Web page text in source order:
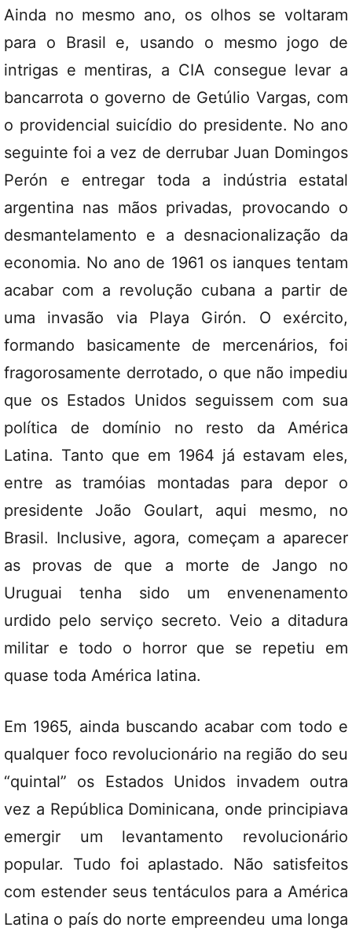
Ainda no mesmo ano, os olhos se voltaram
para o Brasil e, usando o mesmo jogo de
intrigas e mentiras, a CIA consegue levar a
bancarrota o governo de Getúlio Vargas, com
o providencial suicídio do presidente. No ano
seguinte foi a vez de derrubar Juan Domingos
Perón e entregar toda a indústria estatal
argentina nas mãos privadas, provocando o
desmantelamento e a desnacionalização da
economia. No ano de 1961 os ianques tentam
acabar com a revolução cubana a partir de
uma invasão via Playa Girón. O exército,
formando basicamente de mercenários, foi
fragorosamente derrotado, o que não impediu
que os Estados Unidos seguissem com sua
política de domínio no resto da América
Latina. Tanto que em 1964 já estavam eles,
entre as tramóias montadas para depor o
presidente João Goulart, aqui mesmo, no
Brasil. Inclusive, agora, começam a aparecer
as provas de que a morte de Jango no
Uruguai tenha sido um envenenamento
urdido pelo serviço secreto. Veio a ditadura
militar e todo o horror que se repetiu em
quase toda América latina.
Em 1965, ainda buscando acabar com todo e
qualquer foco revolucionário na região do seu
“quintal” os Estados Unidos invadem outra
vez a República Dominicana, onde principiava
emergir um levantamento revolucionário
popular. Tudo foi aplastado. Não satisfeitos
com estender seus tentáculos para a América
Latina o país do norte empreendeu uma longa